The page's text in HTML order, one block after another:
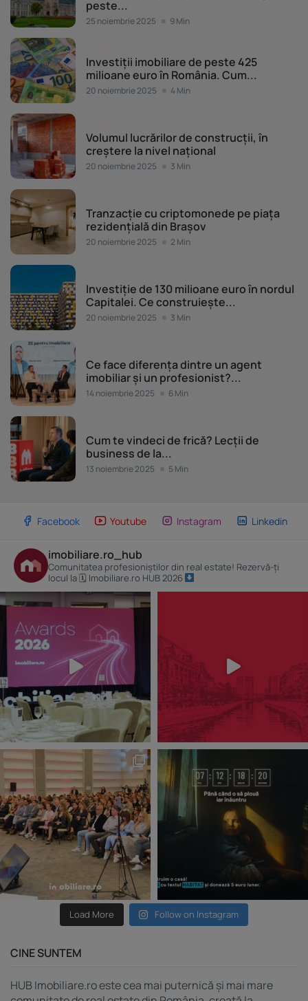
peste...
25 noiembrie 2025 9 Min
Investiții imobiliare de peste 425
milioane euro în România. Cum...
20 noiembrie 2025 4 Min
Volumul lucrărilor de construcții, în
creștere la nivel național
20 noiembrie 2025 3 Min
Tranzacție cu criptomonede pe piața
rezidențială din Brașov
20 noiembrie 2025 2 Min
Investiție de 130 milioane euro în nordul
Capitalei. Ce construiește...
20 noiembrie 2025 3 Min
Ce face diferența dintre un agent
imobiliar și un profesionist?...
14 noiembrie 2025 6 Min
Cum te vindeci de frică? Lecții de
business de la...
13 noiembrie 2025 5 Min
Facebook Youtube Instagram Linkedin
imobiliare.ro_hub
Comunitatea profesioniștilor din real estate! Rezervă-ți
locul la 🗓 Imobiliare.ro HUB 2026
Load More Follow on Instagram
CINE SUNTEM
HUB Imobiliare.ro este cea mai puternică și mai mare